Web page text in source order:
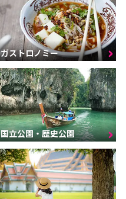
ガストロノミー
国立公園・歴史公園